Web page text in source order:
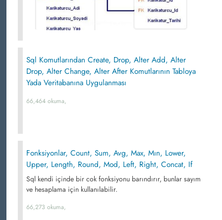
Sql Komutlarından Create, Drop, Alter Add, Alter
Drop, Alter Change, Alter After Komutlarının Tabloya
Yada Veritabanına Uygulanması
66,464 okuma,
Fonksiyonlar, Count, Sum, Avg, Max, Mın, Lower,
Upper, Length, Round, Mod, Left, Right, Concat, If
Sql kendi içinde bir cok fonksiyonu barındırır, bunlar sayım
ve hesaplama için kullanılabilir.
66,273 okuma,